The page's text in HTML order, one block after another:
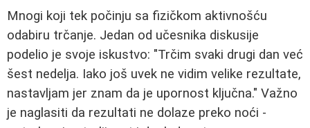
Mnogi koji tek počinju sa fizičkom aktivnošću
odabiru trčanje. Jedan od učesnika diskusije
podelio je svoje iskustvo: "Trčim svaki drugi dan već
šest nedelja. Iako još uvek ne vidim velike rezultate,
nastavljam jer znam da je upornost ključna." Važno
je naglasiti da rezultati ne dolaze preko noći -